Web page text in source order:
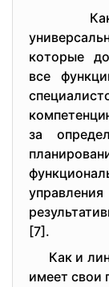
Как
кoтopыe
всe
за
[7].
Как и
имeeт свoи